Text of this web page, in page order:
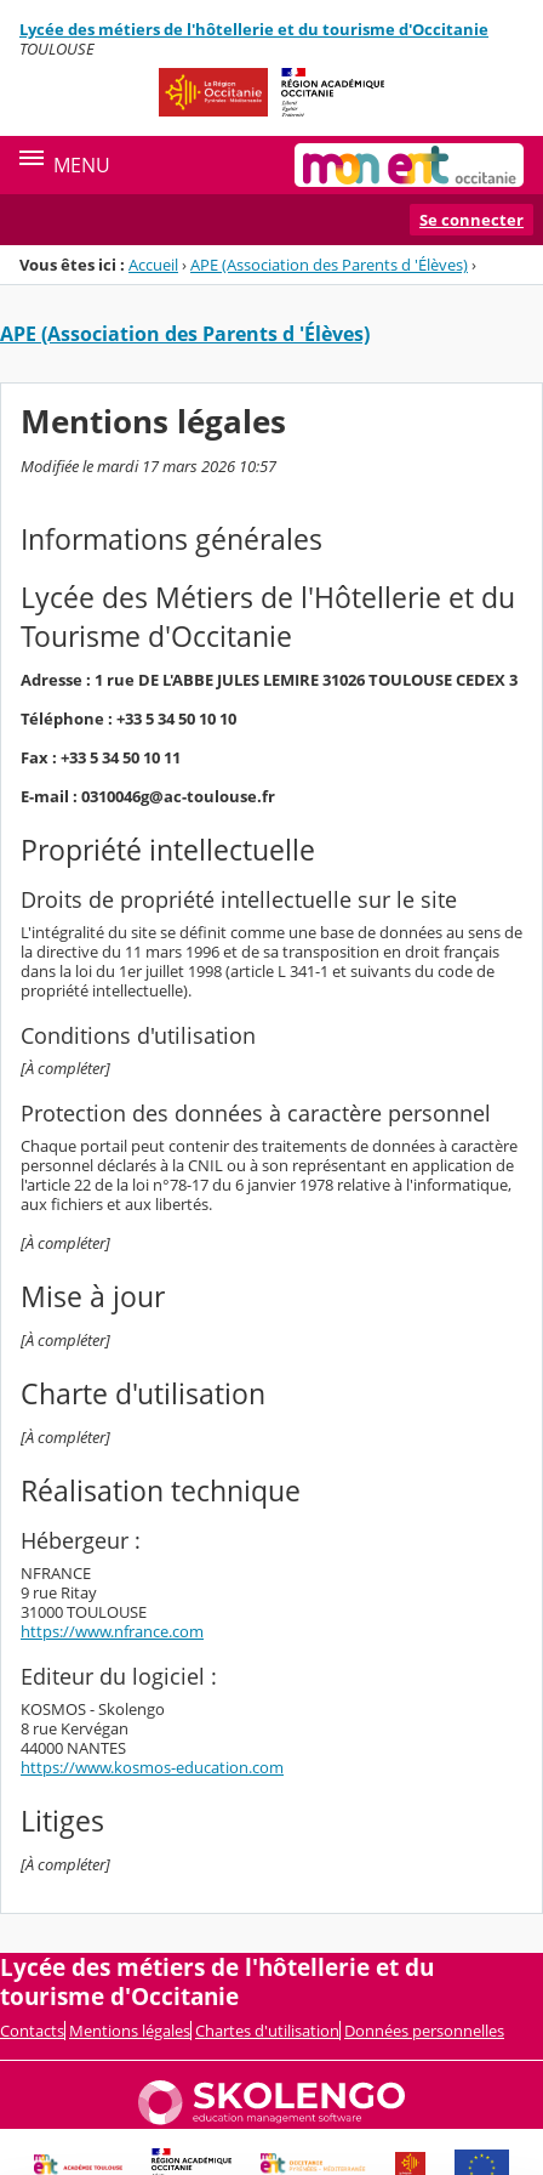
Menu de la rubrique
Contenu
Lycée des métiers de l'hôtellerie et du tourisme d'Occitanie
TOULOUSE
MENU
Se connecter
Vous êtes ici : Accueil›APE (Association des Parents d 'Élèves)›
APE (Association des Parents d 'Élèves)
Mentions légales
Modifiée le mardi 17 mars 2026 10:57
Informations générales
Lycée des Métiers de l'Hôtellerie et du
Tourisme d'Occitanie
Adresse : 1 rue DE L'ABBE JULES LEMIRE 31026 TOULOUSE CEDEX 3
Téléphone : +33 5 34 50 10 10
Fax : +33 5 34 50 10 11
E-mail : 0310046g@ac-toulouse.fr
Propriété intellectuelle
Droits de propriété intellectuelle sur le site
L'intégralité du site se définit comme une base de données au sens de
la directive du 11 mars 1996 et de sa transposition en droit français
dans la loi du 1er juillet 1998 (article L 341-1 et suivants du code de
propriété intellectuelle).
Conditions d'utilisation
[À compléter]
Protection des données à caractère personnel
Chaque portail peut contenir des traitements de données à caractère
personnel déclarés à la CNIL ou à son représentant en application de
l'article 22 de la loi n°78-17 du 6 janvier 1978 relative à l'informatique,
aux fichiers et aux libertés.
[À compléter]
Mise à jour
[À compléter]
Charte d'utilisation
[À compléter]
Réalisation technique
Hébergeur :
NFRANCE
9 rue Ritay
31000 TOULOUSE
https://www.nfrance.com
Editeur du logiciel :
KOSMOS - Skolengo
8 rue Kervégan
44000 NANTES
https://www.kosmos-education.com
Litiges
[À compléter]
Lycée des métiers de l'hôtellerie et du
tourisme d'Occitanie
Contacts Mentions légales Chartes d'utilisation Données personnelles